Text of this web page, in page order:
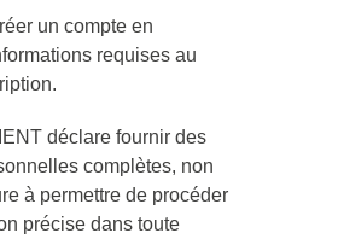
un compte en
requises au
déclare fournir des
complètes, non
à permettre de procéder
précise dans toute